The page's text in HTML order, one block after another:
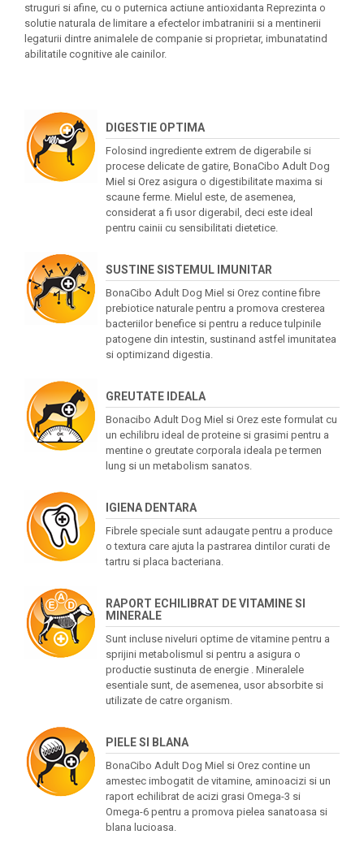
struguri si afine, cu o puternica actiune antioxidanta Reprezinta o
solutie naturala de limitare a efectelor imbatranirii si a mentinerii
legaturii dintre animalele de companie si proprietar, imbunatatind
abilitatile cognitive ale cainilor.
DIGESTIE OPTIMA
Folosind ingrediente extrem de digerabile si
procese delicate de gatire, BonaCibo Adult Dog
Miel si Orez asigura o digestibilitate maxima si
scaune ferme. Mielul este, de asemenea,
considerat a fi usor digerabil, deci este ideal
pentru cainii cu sensibilitati dietetice.
SUSTINE SISTEMUL IMUNITAR
BonaCibo Adult Dog Miel si Orez contine fibre
prebiotice naturale pentru a promova cresterea
bacteriilor benefice si pentru a reduce tulpinile
patogene din intestin, sustinand astfel imunitatea
si optimizand digestia.
GREUTATE IDEALA
Bonacibo Adult Dog Miel si Orez este formulat cu
un echilibru ideal de proteine si grasimi pentru a
mentine o greutate corporala ideala pe termen
lung si un metabolism sanatos.
IGIENA DENTARA
Fibrele speciale sunt adaugate pentru a produce
o textura care ajuta la pastrarea dintilor curati de
tartru si placa bacteriana.
RAPORT ECHILIBRAT DE VITAMINE SI
MINERALE
Sunt incluse niveluri optime de vitamine pentru a
sprijini metabolismul si pentru a asigura o
productie sustinuta de energie . Mineralele
esentiale sunt, de asemenea, usor absorbite si
utilizate de catre organism.
PIELE SI BLANA
BonaCibo Adult Dog Miel si Orez contine un
amestec imbogatit de vitamine, aminoacizi si un
raport echilibrat de acizi grasi Omega-3 si
Omega-6 pentru a promova pielea sanatoasa si
blana lucioasa.